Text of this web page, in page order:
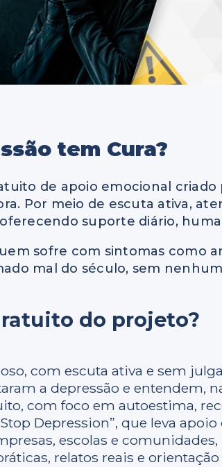
tem Cura?
de apoio emocional
Por meio de escuta ativa,
suporte diário,
sofre com sintomas como
mal do século, sem
do projeto?
com escuta ativa e sem
a depressão e entendem,
com foco em autoestima,
Depression”, que leva
escolas e
relatos reais e